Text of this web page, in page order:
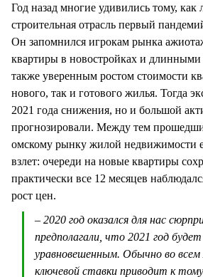
Год назад многие удивились тому, как
строительная отрасль первый
Он запомнился игрокам рынка
квартиры в новостройках и длинными
также уверенным ростом стоимости
нового, так и готового жилья. Тогда
2021 года снижения, но и большой
прогнозировали. Между тем
омскому рынку жилой недвижимости
взлет: очереди на новые квартиры
практически все 12 месяцев
рост цен.
– 2020 год оказался для нас
предполагали, что 2021 год
уравновешенным. Обычно во
ключевой ставки приводит к